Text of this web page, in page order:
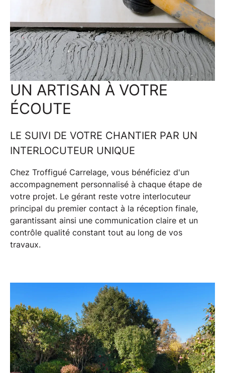
UN ARTISAN À VOTRE
ÉCOUTE
LE SUIVI DE VOTRE CHANTIER PAR UN
INTERLOCUTEUR UNIQUE
Chez Troffigué Carrelage, vous bénéficiez d'un
accompagnement personnalisé à chaque étape de
votre projet. Le gérant reste votre interlocuteur
principal du premier contact à la réception finale,
garantissant ainsi une communication claire et un
contrôle qualité constant tout au long de vos
travaux.